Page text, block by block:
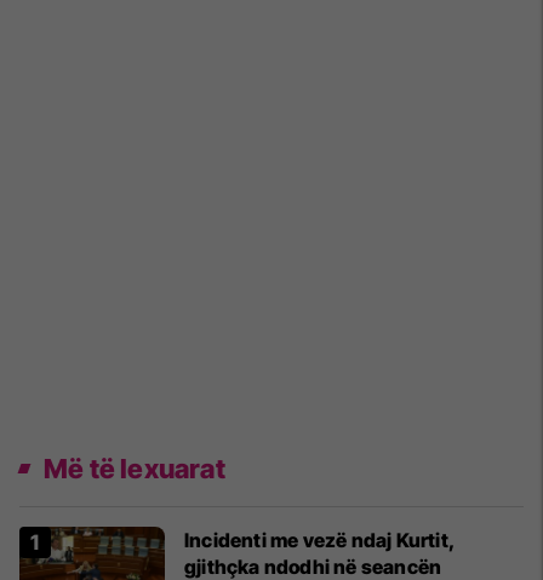
Më të lexuarat
Incidenti me vezë ndaj Kurtit,
gjithçka ndodhi në seancën